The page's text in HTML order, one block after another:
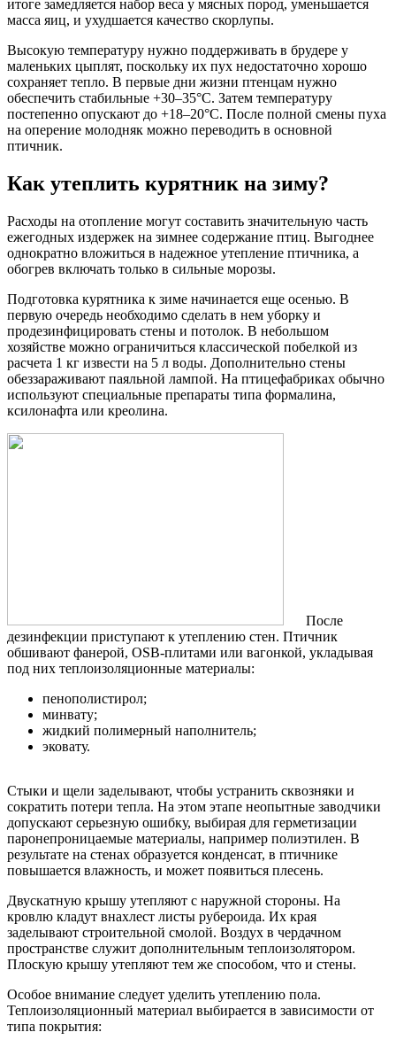
итоге замедляется набор веса у мясных пород, уменьшается
масса яиц, и ухудшается качество скорлупы.
Высокую температуру нужно поддерживать в брудере у
маленьких цыплят, поскольку их пух недостаточно хорошо
сохраняет тепло. В первые дни жизни птенцам нужно
обеспечить стабильные +30–35°C. Затем температуру
постепенно опускают до +18–20°C. После полной смены пуха
на оперение молодняк можно переводить в основной
птичник.
Как утеплить курятник на зиму?
Расходы на отопление могут составить значительную часть
ежегодных издержек на зимнее содержание птиц. Выгоднее
однократно вложиться в надежное утепление птичника, а
обогрев включать только в сильные морозы.
Подготовка курятника к зиме начинается еще осенью. В
первую очередь необходимо сделать в нем уборку и
продезинфицировать стены и потолок. В небольшом
хозяйстве можно ограничиться классической побелкой из
расчета 1 кг извести на 5 л воды. Дополнительно стены
обеззараживают паяльной лампой. На птицефабриках обычно
используют специальные препараты типа формалина,
ксилонафта или креолина.
После
дезинфекции приступают к утеплению стен. Птичник
обшивают фанерой, OSB-плитами или вагонкой, укладывая
под них теплоизоляционные материалы:
пенополистирол;
минвату;
жидкий полимерный наполнитель;
эковату.
Стыки и щели заделывают, чтобы устранить сквозняки и
сократить потери тепла. На этом этапе неопытные заводчики
допускают серьезную ошибку, выбирая для герметизации
паронепроницаемые материалы, например полиэтилен. В
результате на стенах образуется конденсат, в птичнике
повышается влажность, и может появиться плесень.
Двускатную крышу утепляют с наружной стороны. На
кровлю кладут внахлест листы рубероида. Их края
заделывают строительной смолой. Воздух в чердачном
пространстве служит дополнительным теплоизолятором.
Плоскую крышу утепляют тем же способом, что и стены.
Особое внимание следует уделить утеплению пола.
Теплоизоляционный материал выбирается в зависимости от
типа покрытия: